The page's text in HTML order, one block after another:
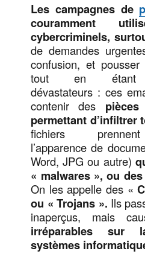
Les campagnes de
couramment
cybercriminels,
de demandes
confusion, et
tout en étant
dévastateurs : ces
contenir des
permettant d’infiltrer
fichiers
l’apparence de
Word, JPG ou autre)
« malwares », ou des
On les appelle des «
ou « Trojans ». Ils
inaperçus, mais
irréparables sur
systèmes